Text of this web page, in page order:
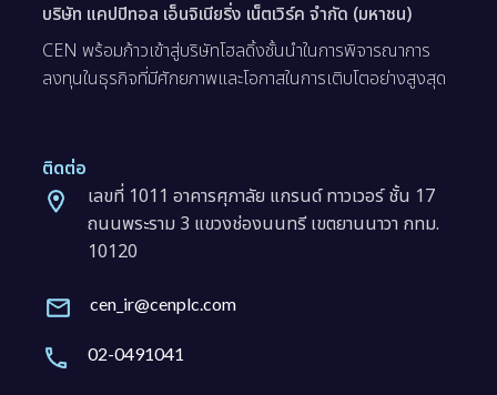
บริษัท แคปปิทอล เอ็นจิเนียริ่ง เน็ตเวิร์ค จำกัด (มหาชน)
CEN พร้อมก้าวเข้าสู่บริษัทโฮลดิ้งชั้นนำในการพิจารณาการ
ลงทุนในธุรกิจที่มีศักยภาพและโอกาสในการเติบโตอย่างสูงสุด
ติดต่อ
เลขที่ 1011 อาคารศุภาลัย แกรนด์ ทาวเวอร์ ชั้น 17
ถนนพระราม 3 แขวงช่องนนทรี เขตยานนาวา กทม.
10120
cen_ir@cenplc.com
02-0491041